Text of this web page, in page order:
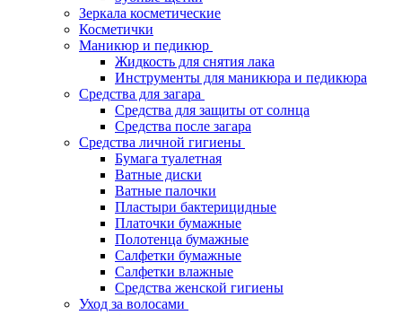
Зеркала косметические
Косметички
Маникюр и педикюр
Жидкость для снятия лака
Инструменты для маникюра и педикюра
Средства для загара
Средства для защиты от солнца
Средства после загара
Средства личной гигиены
Бумага туалетная
Ватные диски
Ватные палочки
Пластыри бактерицидные
Платочки бумажные
Полотенца бумажные
Салфетки бумажные
Салфетки влажные
Средства женской гигиены
Уход за волосами